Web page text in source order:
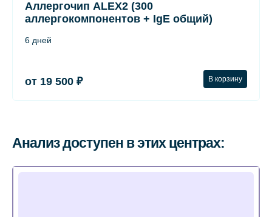
Аллергочип ALEX2 (300
аллергокомпонентов + IgE общий)
6 дней
от 19 500 ₽ В корзину
Анализ доступен в этих центрах: